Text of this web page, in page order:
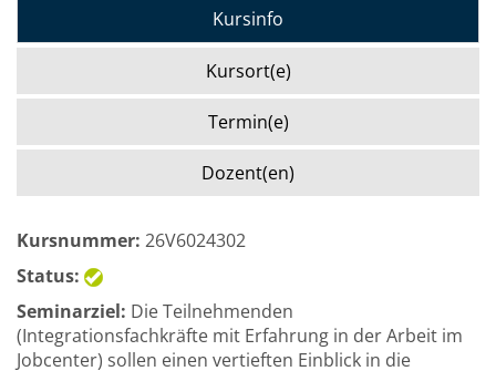
Kursinfo
Kursort(e)
Termin(e)
Dozent(en)
Kursnummer: 26V6024302
Status:
Seminarziel: Die Teilnehmenden
(Integrationsfachkräfte mit Erfahrung in der Arbeit im
Jobcenter) sollen einen vertieften Einblick in die